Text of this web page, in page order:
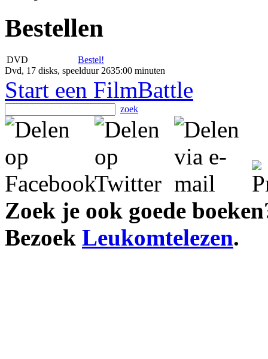
Bestellen
DVD
Bestel!
Dvd, 17 disks, speelduur 2635:00 minuten
Start een FilmBattle
zoek
Zoek je ook goede
Bezoek Leukomtelezen.